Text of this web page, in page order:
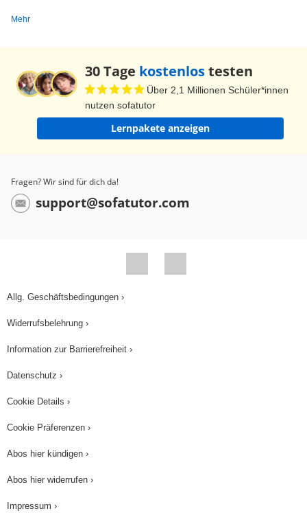
Mehr
30 Tage kostenlostesten
Über 2,1 Millionen Schüler*innen
nutzen sofatutor
Lernpakete anzeigen
Fragen? Wir sind für dich da!
support@sofatutor.com
Allg. Geschäftsbedingungen ›
Widerrufsbelehrung ›
Information zur Barrierefreiheit ›
Datenschutz ›
Cookie Details ›
Cookie Präferenzen ›
Abos hier kündigen ›
Abos hier widerrufen ›
Impressum ›